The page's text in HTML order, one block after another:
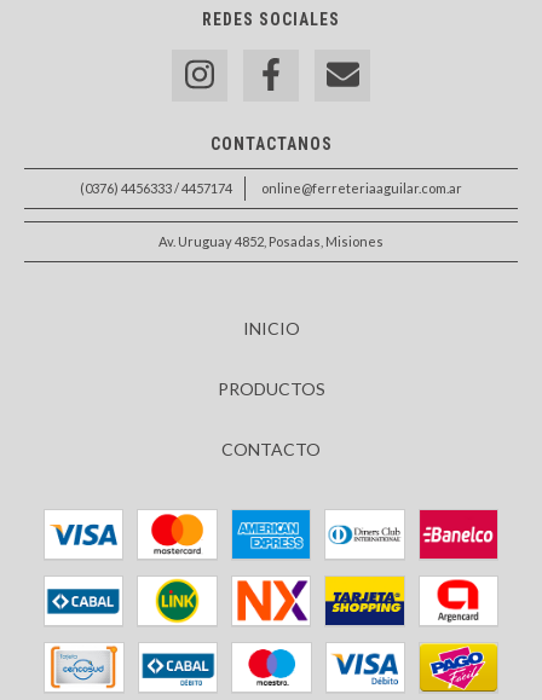
REDES SOCIALES
CONTACTANOS
(0376) 4456333 / 4457174 online@ferreteriaaguilar.com.ar
Av. Uruguay 4852, Posadas, Misiones
INICIO
PRODUCTOS
CONTACTO